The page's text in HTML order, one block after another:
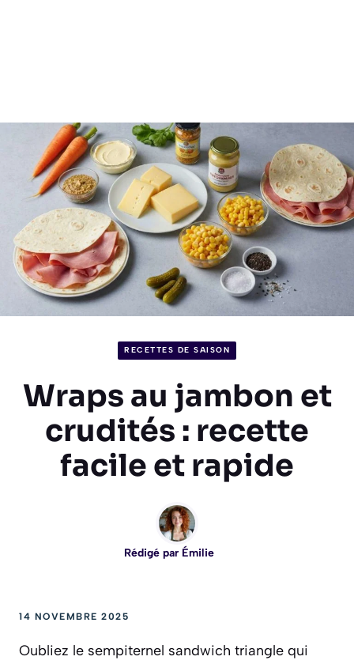
RECETTES DE SAISON
Wraps au jambon et
crudités : recette
facile et rapide
Rédigé par Émilie
14 NOVEMBRE 2025
Oubliez le sempiternel sandwich triangle qui